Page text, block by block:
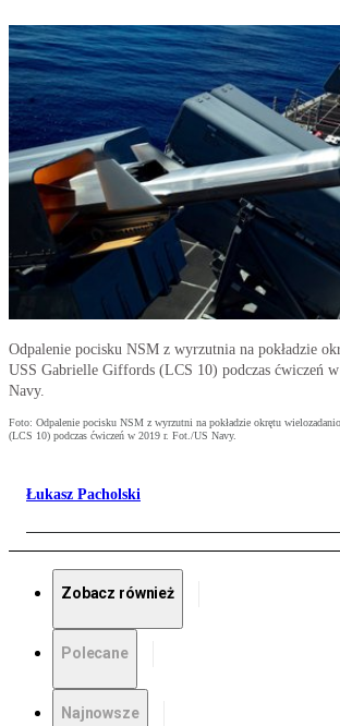
Odpalenie pocisku NSM z wyrzutnia na pokładzie
USS Gabrielle Giffords (LCS 10) podczas ćwiczeń
Navy.
Foto: Odpalenie pocisku NSM z wyrzutni na pokładzie okrętu
(LCS 10) podczas ćwiczeń w 2019 r. Fot./US Navy.
Łukasz Pacholski
Zobacz również
Polecane
Najnowsze